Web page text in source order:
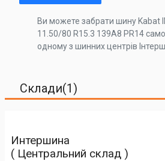
Ви можете забрати шину Kabat
11.50/80 R15.3 139A8 PR14
одному з шинних центрів
Склади(1)
Интершина
( Центральний склад )